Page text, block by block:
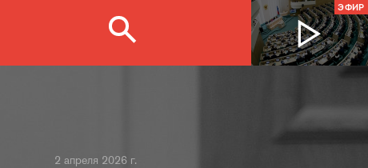
ЭФИР
2 апреля 2026 г.